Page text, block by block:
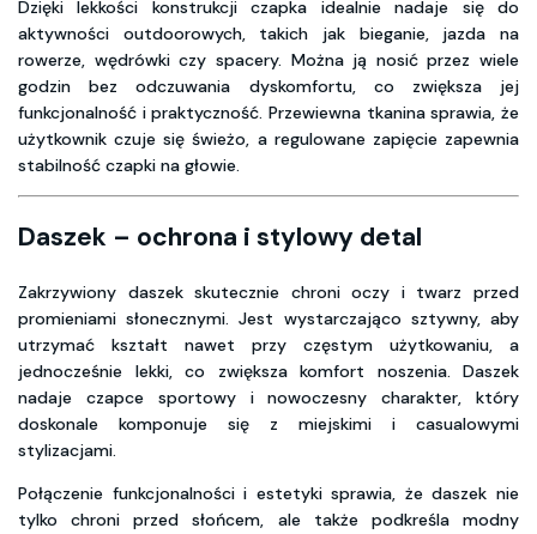
Dzięki lekkości konstrukcji czapka idealnie nadaje się do
aktywności outdoorowych, takich jak bieganie, jazda na
rowerze, wędrówki czy spacery. Można ją nosić przez wiele
godzin bez odczuwania dyskomfortu, co zwiększa jej
funkcjonalność i praktyczność. Przewiewna tkanina sprawia, że
użytkownik czuje się świeżo, a regulowane zapięcie zapewnia
stabilność czapki na głowie.
Daszek – ochrona i stylowy detal
Zakrzywiony daszek skutecznie chroni oczy i twarz przed
promieniami słonecznymi. Jest wystarczająco sztywny, aby
utrzymać kształt nawet przy częstym użytkowaniu, a
jednocześnie lekki, co zwiększa komfort noszenia. Daszek
nadaje czapce sportowy i nowoczesny charakter, który
doskonale komponuje się z miejskimi i casualowymi
stylizacjami.
Połączenie funkcjonalności i estetyki sprawia, że daszek nie
tylko chroni przed słońcem, ale także podkreśla modny